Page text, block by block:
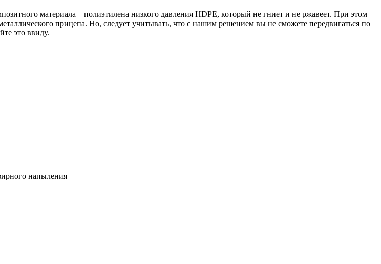
материала – полиэтилена низкого давления HDPE, который не гниет и не ржавеет. При этом
прицепа. Но, следует учитывать, что с нашим решением вы не сможете передвигаться по
это ввиду.
напыления